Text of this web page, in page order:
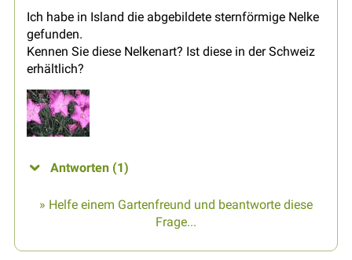
Ich habe in Island die abgebildete sternförmige Nelke
gefunden.
Kennen Sie diese Nelkenart? Ist diese in der Schweiz
erhältlich?
Antworten (1)
» Helfe einem Gartenfreund und beantworte diese
Frage...